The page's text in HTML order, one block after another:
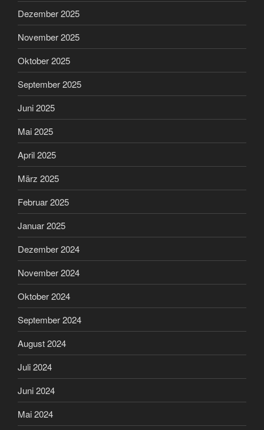
Dezember 2025
November 2025
Oktober 2025
September 2025
Juni 2025
Mai 2025
April 2025
März 2025
Februar 2025
Januar 2025
Dezember 2024
November 2024
Oktober 2024
September 2024
August 2024
Juli 2024
Juni 2024
Mai 2024